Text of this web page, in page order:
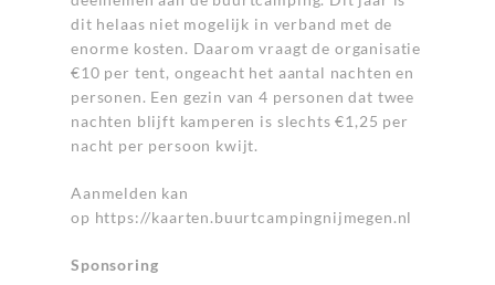
dit helaas niet mogelijk in verband met de
enorme kosten. Daarom vraagt de organisatie
€10 per tent, ongeacht het aantal nachten en
personen. Een gezin van 4 personen dat twee
nachten blijft kamperen is slechts €1,25 per
nacht per persoon kwijt.
Aanmelden kan
op https://kaarten.buurtcampingnijmegen.nl
Sponsoring